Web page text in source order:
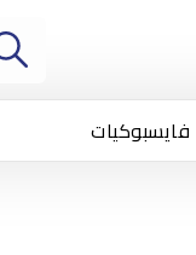
فايسبوكيات